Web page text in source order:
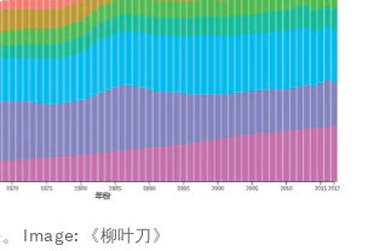
Image: 《柳叶刀》